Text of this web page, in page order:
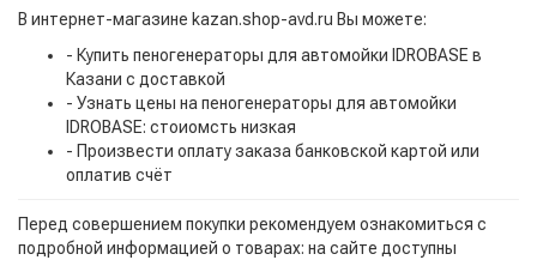
В интернет-магазине kazan.shop-avd.ru Вы можете:
- Купить пеногенераторы для автомойки IDROBASE в
Казани с доставкой
- Узнать цены на пеногенераторы для автомойки
IDROBASE: стоиомсть низкая
- Произвести оплату заказа банковской картой или
оплатив счёт
Перед совершением покупки рекомендуем ознакомиться с
подробной информацией о товарах: на сайте доступны